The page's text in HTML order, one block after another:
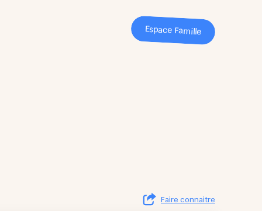
Espace Famille
Faire connaitre